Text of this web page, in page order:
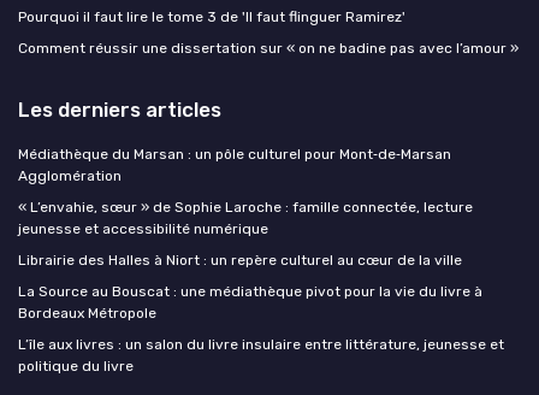
Pourquoi il faut lire le tome 3 de 'Il faut flinguer Ramirez'
Comment réussir une dissertation sur « on ne badine pas avec l’amour »
Les derniers articles
Médiathèque du Marsan : un pôle culturel pour Mont‑de‑Marsan
Agglomération
« L’envahie, sœur » de Sophie Laroche : famille connectée, lecture
jeunesse et accessibilité numérique
Librairie des Halles à Niort : un repère culturel au cœur de la ville
La Source au Bouscat : une médiathèque pivot pour la vie du livre à
Bordeaux Métropole
L’île aux livres : un salon du livre insulaire entre littérature, jeunesse et
politique du livre